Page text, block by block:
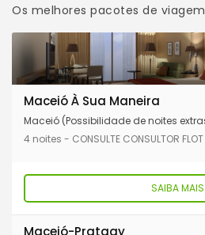
Os melhores pacotes de
Maceió À Sua Maneira
Maceió (Possibilidade de noites
4 noites - CONSULTE CONSULTOR FLOT
SAIBA MAIS
Maceió-Pratagy